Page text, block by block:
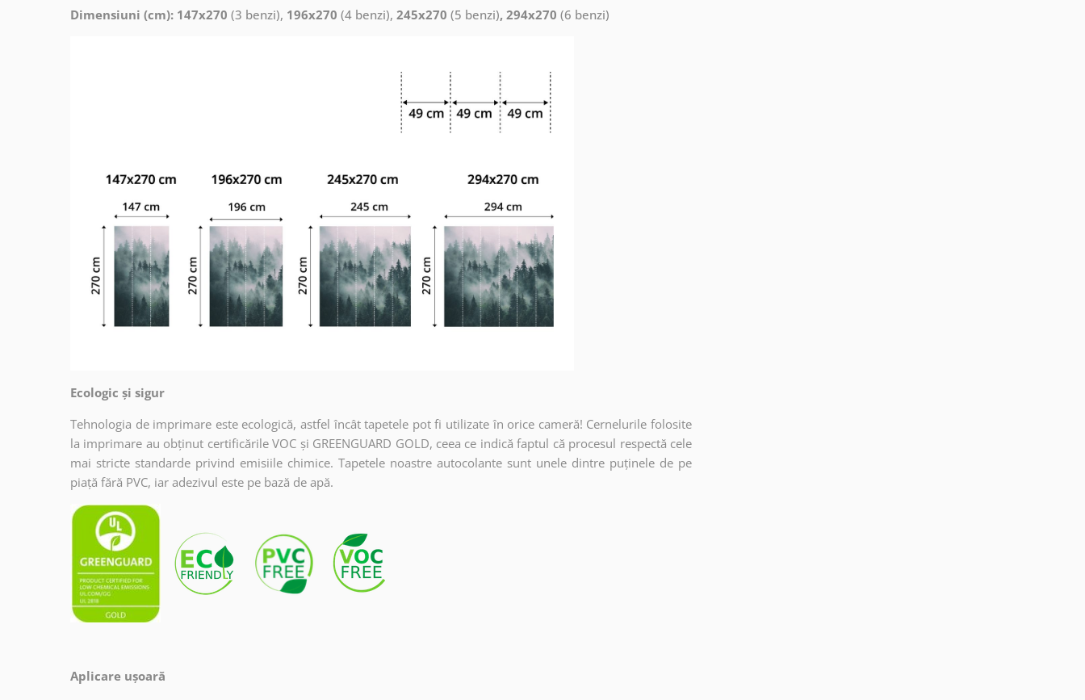
Dimensiuni (cm): 147x270 (3 benzi), 196x270 (4 benzi), 245x270 (5 benzi), 294x270 (6 benzi)
Ecologic și sigur
Tehnologia de imprimare este ecologică, astfel încât tapetele pot fi utilizate în orice cameră! Cernelurile folosite
la imprimare au obținut certificările VOC și GREENGUARD GOLD, ceea ce indică faptul că procesul respectă cele
mai stricte standarde privind emisiile chimice. Tapetele noastre autocolante sunt unele dintre puținele de pe
piață fără PVC, iar adezivul este pe bază de apă.
Aplicare ușoară